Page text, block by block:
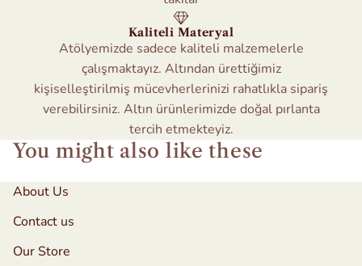
Kaliteli Materyal
Atölyemizde sadece kaliteli malzemelerle
çalışmaktayız. Altından ürettiğimiz
kişiselleştirilmiş mücevherlerinizi rahatlıkla sipariş
verebilirsiniz. Altın ürünlerimizde doğal pırlanta
tercih etmekteyiz.
You might also like these
About Us
Contact us
Our Store